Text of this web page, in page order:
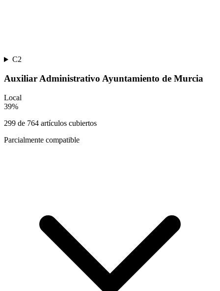
C2
Auxiliar Administrativo Ayuntamiento de Murcia
Local
39%
299 de 764 artículos cubiertos
Parcialmente compatible